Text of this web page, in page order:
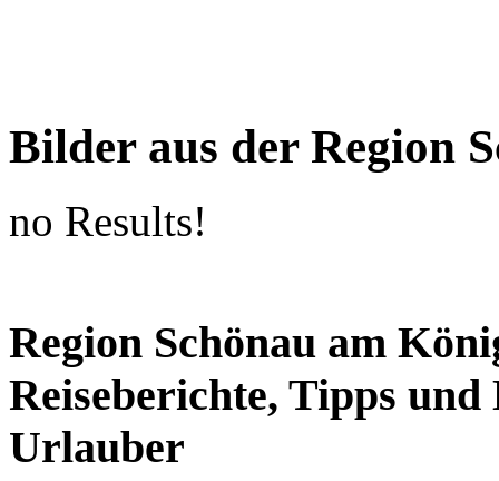
Bilder aus der Region
no Results!
Region Schönau am
Reiseberichte, Tipps
Urlauber